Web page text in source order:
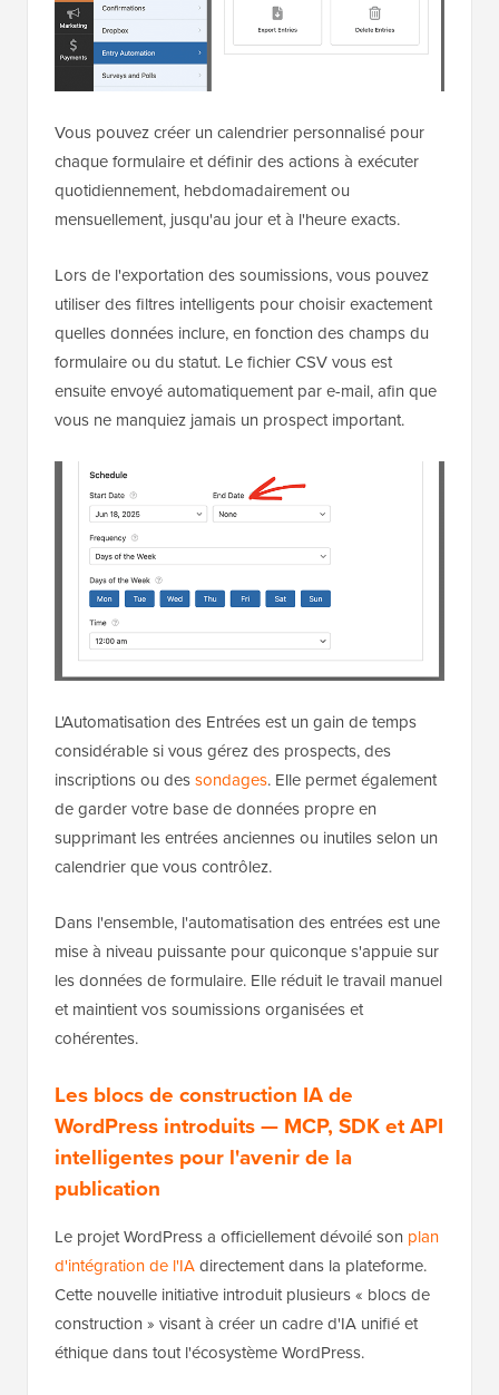
Vous pouvez créer un calendrier personnalisé pour
chaque formulaire et définir des actions à exécuter
quotidiennement, hebdomadairement ou
mensuellement, jusqu'au jour et à l'heure exacts.
Lors de l'exportation des soumissions, vous pouvez
utiliser des filtres intelligents pour choisir exactement
quelles données inclure, en fonction des champs du
formulaire ou du statut. Le fichier CSV vous est
ensuite envoyé automatiquement par e-mail, afin que
vous ne manquiez jamais un prospect important.
L'Automatisation des Entrées est un gain de temps
considérable si vous gérez des prospects, des
inscriptions ou dessondages. Elle permet également
de garder votre base de données propre en
supprimant les entrées anciennes ou inutiles selon un
calendrier que vous contrôlez.
Dans l'ensemble, l'automatisation des entrées est une
mise à niveau puissante pour quiconque s'appuie sur
les données de formulaire. Elle réduit le travail manuel
et maintient vos soumissions organisées et
cohérentes.
Les blocs de construction IA de
WordPress introduits — MCP, SDK et API
intelligentes pour l'avenir de la
publication
Le projet WordPress a officiellement dévoilé son plan
d'intégration de l'IAdirectement dans la plateforme.
Cette nouvelle initiative introduit plusieurs « blocs de
construction » visant à créer un cadre d'IA unifié et
éthique dans tout l'écosystème WordPress.